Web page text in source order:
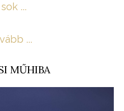
...
...
MŰHIBA